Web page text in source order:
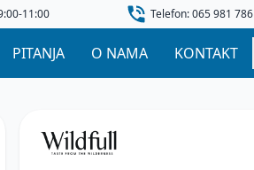
11:00 Telefon: 065 981 786
PITANJA O NAMA KONTAKT